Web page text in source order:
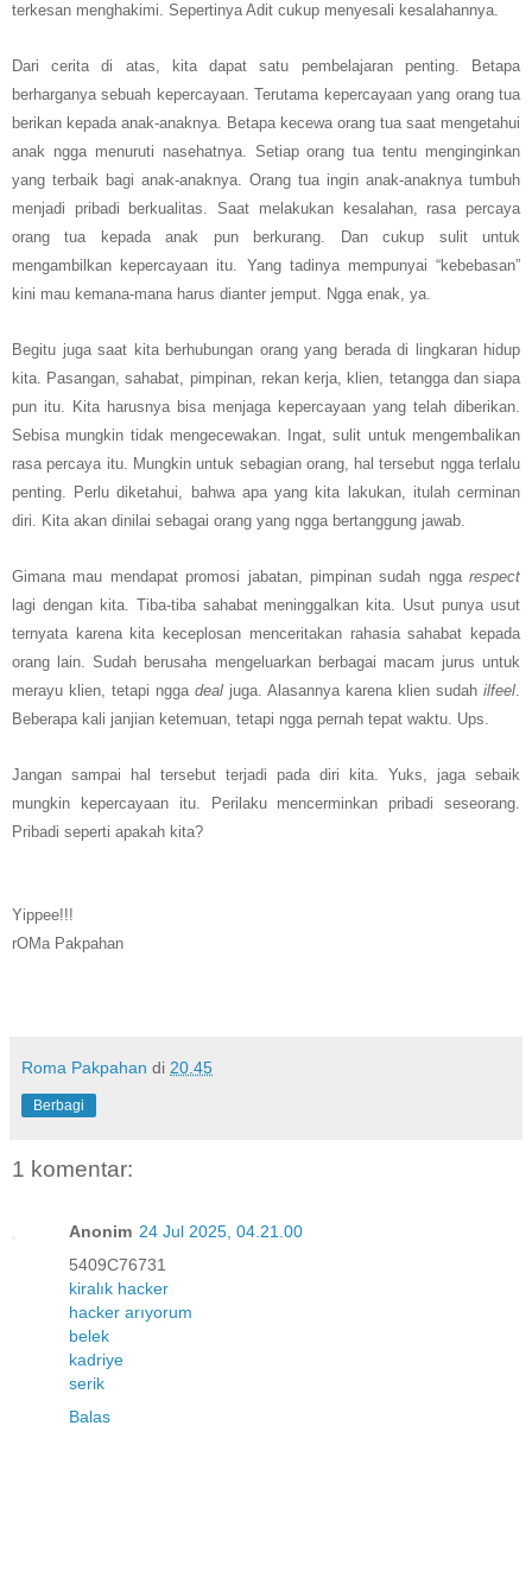
terkesan menghakimi. Sepertinya Adit cukup menyesali kesalahannya.
Dari cerita di atas, kita dapat satu pembelajaran penting. Betapa
berharganya sebuah kepercayaan. Terutama kepercayaan yang orang tua
berikan kepada anak-anaknya. Betapa kecewa orang tua saat mengetahui
anak ngga menuruti nasehatnya. Setiap orang tua tentu menginginkan
yang terbaik bagi anak-anaknya. Orang tua ingin anak-anaknya tumbuh
menjadi pribadi berkualitas. Saat melakukan kesalahan, rasa percaya
orang tua kepada anak pun berkurang. Dan cukup sulit untuk
mengambilkan kepercayaan itu. Yang tadinya mempunyai “kebebasan”
kini mau kemana-mana harus dianter jemput. Ngga enak, ya.
Begitu juga saat kita berhubungan orang yang berada di lingkaran hidup
kita. Pasangan, sahabat, pimpinan, rekan kerja, klien, tetangga dan siapa
pun itu. Kita harusnya bisa menjaga kepercayaan yang telah diberikan.
Sebisa mungkin tidak mengecewakan. Ingat, sulit untuk mengembalikan
rasa percaya itu. Mungkin untuk sebagian orang, hal tersebut ngga terlalu
penting. Perlu diketahui, bahwa apa yang kita lakukan, itulah cerminan
diri. Kita akan dinilai sebagai orang yang ngga bertanggung jawab.
Gimana mau mendapat promosi jabatan, pimpinan sudah ngga respect
lagi dengan kita. Tiba-tiba sahabat meninggalkan kita. Usut punya usut
ternyata karena kita keceplosan menceritakan rahasia sahabat kepada
orang lain. Sudah berusaha mengeluarkan berbagai macam jurus untuk
merayu klien, tetapi ngga deal juga. Alasannya karena klien sudah ilfeel.
Beberapa kali janjian ketemuan, tetapi ngga pernah tepat waktu. Ups.
Jangan sampai hal tersebut terjadi pada diri kita. Yuks, jaga sebaik
mungkin kepercayaan itu.
Perilaku mencerminkan pribadi seseorang.
Pribadi seperti apakah kita?
Yippee!!!
rOMa Pakpahan
Roma Pakpahan di 20.45
Berbagi
1 komentar:
Anonim 24 Jul 2025, 04.21.00
5409C76731
kiralık hacker
hacker arıyorum
belek
kadriye
serik
Balas